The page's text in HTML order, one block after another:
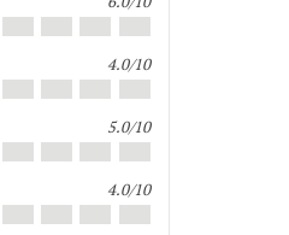
4.0/10
5.0/10
4.0/10